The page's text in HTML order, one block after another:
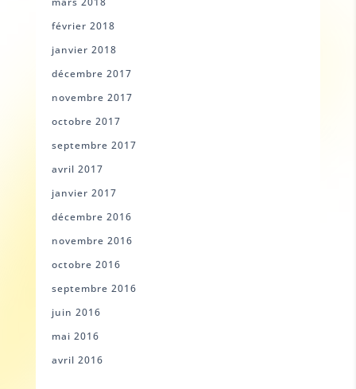
février 2018
janvier 2018
décembre 2017
novembre 2017
octobre 2017
septembre 2017
avril 2017
janvier 2017
décembre 2016
novembre 2016
octobre 2016
septembre 2016
juin 2016
mai 2016
avril 2016